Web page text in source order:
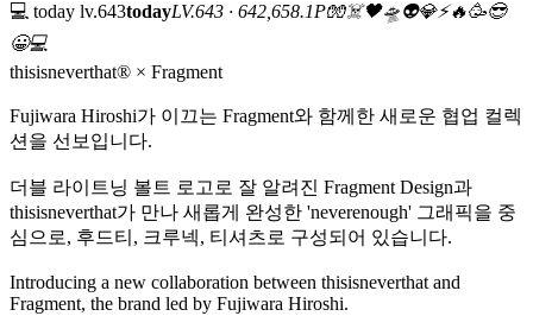
💻 today lv.643todayLV.643 · 642,658.1P🧤☠️🖤🛸👽💎⚡🔥🥳😎
😀💻
thisisneverthat® × Fragment
Fujiwara Hiroshi가 이끄는 Fragment와 함께한 새로운 협업 컬렉
션을 선보입니다.
더블 라이트닝 볼트 로고로 잘 알려진 Fragment Design과
thisisneverthat가 만나 새롭게 완성한 'neverenough' 그래픽을 중
심으로, 후드티, 크루넥, 티셔츠로 구성되어 있습니다.
Introducing a new collaboration between thisisneverthat and
Fragment, the brand led by Fujiwara Hiroshi.